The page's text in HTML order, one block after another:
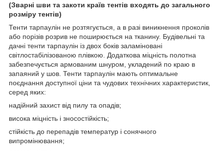
(Зварні шви та закоти країв тентів входять до загального
розміру тентів)
Тенти тарпаулін не розтягується, а в разі виникнення проколів
або порізів розрив не поширюється на тканину. Будівельні та
дачні тенти тарпаулін із двох боків заламіновані
світлостабілізованою плівкою. Додаткова міцність полотна
забезпечується армованим шнуром, укладений по краю в
запаяний у шов. Тенти тарпаулін мають оптимальне
поєднання доступної ціни та чудових технічних характеристик,
серед яких:
надійний захист від пилу та опадів;
висока міцність і зносостійкість;
стійкість до перепадів температур і сонячного
випромінювання;